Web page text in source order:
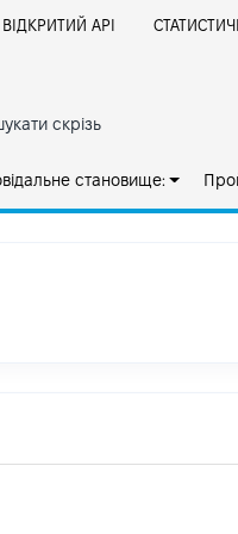
ВІДКРИТИЙ АРІ
скрізь
становище: